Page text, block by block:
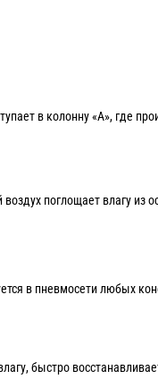
в колонну «А», где
поглощает влагу из
в пневмосети любых
быстро